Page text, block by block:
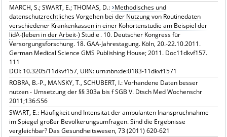
MARCH, S.; SWART, E.; THOMAS, D.: Methodisches und
datenschutzrechtliches Vorgehen bei der Nutzung von Routinedaten
verschiedener Krankenkassen in einer Kohortenstudie am Beispiel der
lidA-(leben in der Arbeit-) Studie . 10. Deutscher Kongress für
Versorgungsforschung. 18. GAA-Jahrestagung. Köln, 20.-22.10.2011.
German Medical Science GMS Publishing House; 2011. Doc11dkvf157.
111
DOI: 10.3205/11dkvf157, URN: urn:nbn:de:0183-11dkvf1571
ROBRA, B.-P., MANSKY, T., SCHUBERT, I.: Vorhandene Daten besser
nutzen - Umsetzung der §§ 303a bis f SGB V. Dtsch Med Wochenschr
2011;136:S56
SWART, E.: Häufigkeit und Intensität der ambulanten Inanspruchnahme
im Spiegel großer Bevölkerungsumfragen. Sind die Ergebnisse
vergleichbar? Das Gesundheitswesen, 73 (2011) 620-621